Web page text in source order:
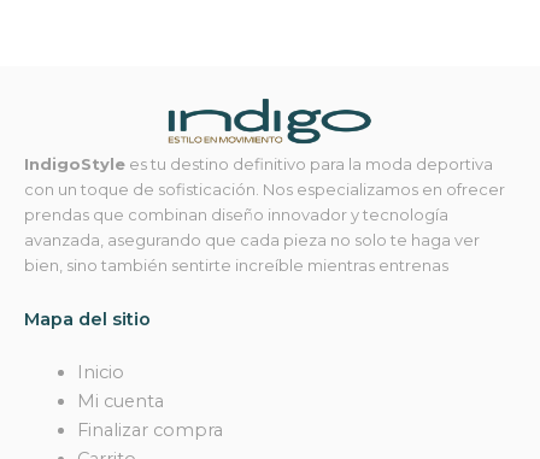
IndigoStyle es tu destino definitivo para la moda deportiva
con un toque de sofisticación. Nos especializamos en ofrecer
prendas que combinan diseño innovador y tecnología
avanzada, asegurando que cada pieza no solo te haga ver
bien, sino también sentirte increíble mientras entrenas
Mapa del sitio
Inicio
Mi cuenta
Finalizar compra